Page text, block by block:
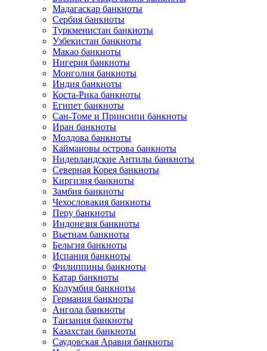
Мадагаскар банкноты
Сербия банкноты
Туркменистан банкноты
Узбекистан банкноты
Макао банкноты
Нигерия банкноты
Монголия банкноты
Индия банкноты
Коста-Рика банкноты
Египет банкноты
Сан-Томе и Принсипи банкноты
Иран банкноты
Молдова банкноты
Каймановы острова банкноты
Нидерландские Антилы банкноты
Северная Корея банкноты
Киргизия банкноты
Замбия банкноты
Чехословакия банкноты
Перу банкноты
Индонезия банкноты
Вьетнам банкноты
Бельгия банкноты
Испания банкноты
Филиппины банкноты
Катар банкноты
Колумбия банкноты
Германия банкноты
Ангола банкноты
Танзания банкноты
Казахстан банкноты
Саудовская Аравия банкноты